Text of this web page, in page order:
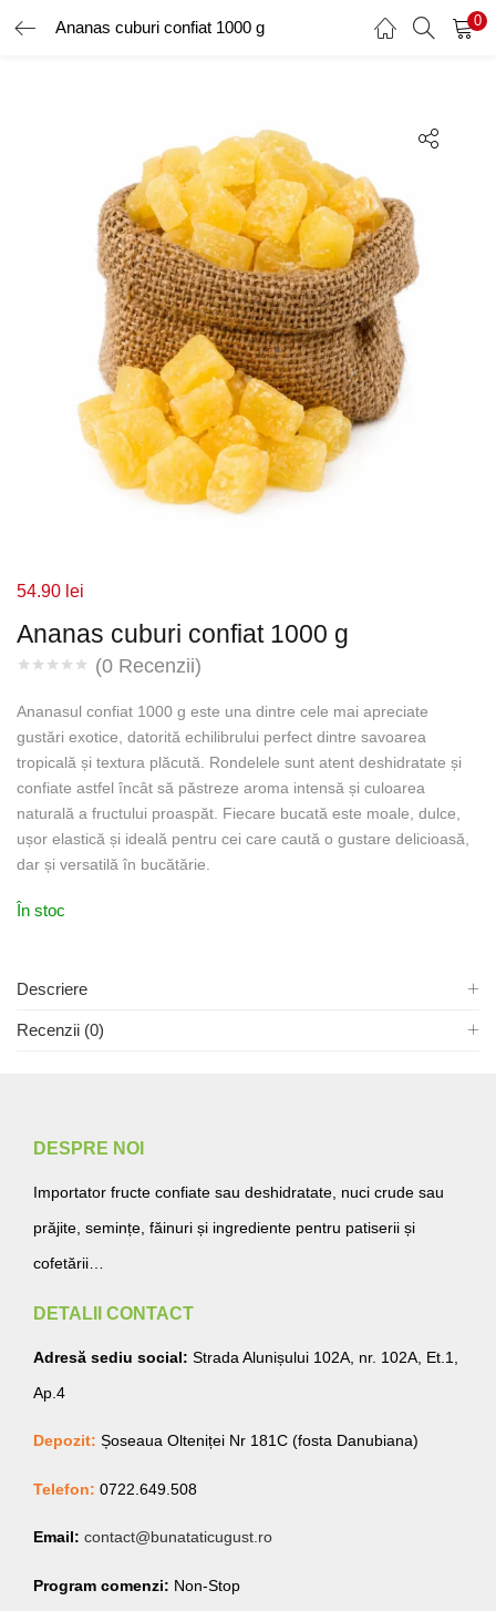
Ananas cuburi confiat 1000 g 0
AUTENTIFICARE ÎNREGISTRARE
Amintește-ți de mine
Ai uitat parola?
Ananas cuburi confiat 1000 g
(0 Recenzii)
54.90 lei
Ananasul confiat 1000 g este una dintre cele mai apreciate
gustări exotice, datorită echilibrului perfect dintre savoarea
tropicală și textura plăcută. Rondelele sunt atent deshidratate și
confiate astfel încât să păstreze aroma intensă și culoarea
naturală a fructului proaspăt. Fiecare bucată este moale, dulce,
ușor elastică și ideală pentru cei care caută o gustare delicioasă,
dar și versatilă în bucătărie.
În stoc
Descriere
Recenzii (0)
DESPRE NOI
Importator fructe confiate sau deshidratate, nuci crude sau
prăjite, semințe, făinuri și ingrediente pentru patiserii și
cofetării…
DETALII CONTACT
Adresă sediu social: Strada Alunișului 102A, nr. 102A, Et.1,
Ap.4
Depozit: Șoseaua Olteniței Nr 181C (fosta Danubiana)
Telefon: 0722.649.508
Email: contact@bunataticugust.ro
Program comenzi: Non-Stop